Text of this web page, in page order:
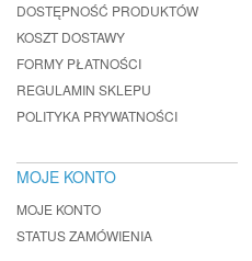
DOSTĘPNOŚĆ PRODUKTÓW
KOSZT DOSTAWY
FORMY PŁATNOŚCI
REGULAMIN SKLEPU
POLITYKA PRYWATNOŚCI
MOJE KONTO
MOJE KONTO
STATUS ZAMÓWIENIA